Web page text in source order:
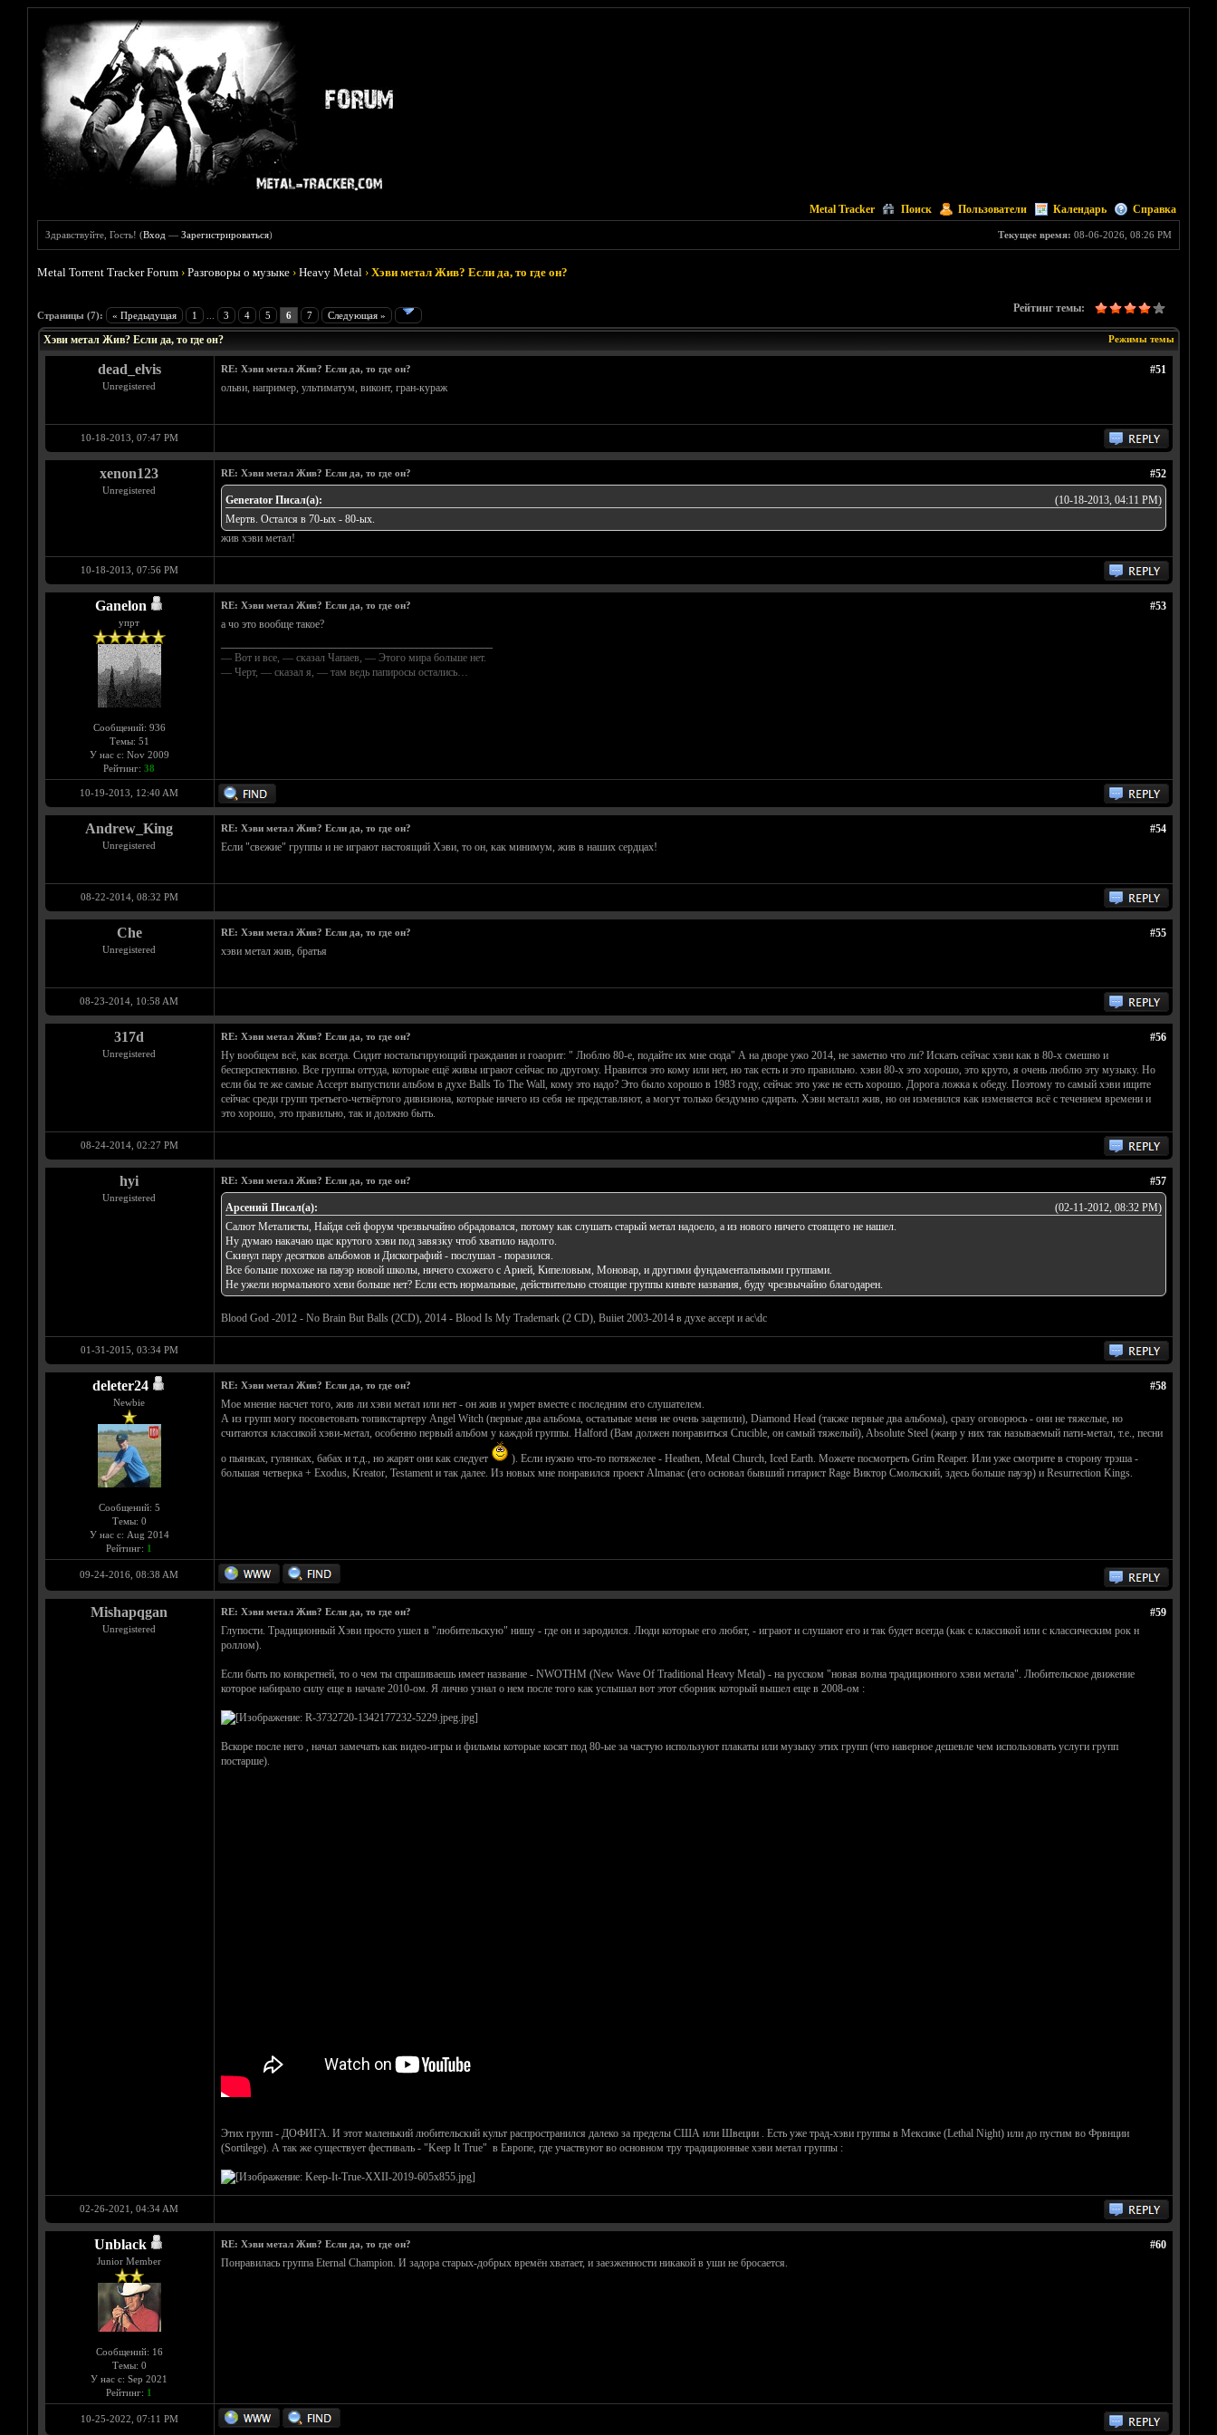
Metal Tracker Поиск Пользователи Календарь Справка
Текущее время: 08-06-2026, 08:26 PM
Здравствуйте, Гость! (Вход —Зарегистрироваться)
Metal Torrent Tracker Forum ›Разговоры о музыке ›Heavy Metal ›Хэви метал Жив? Если да, то где он?
Страницы (7): « Предыдущая 1 3 4 5 6 7 Следующая »
Рейтинг темы:
Голосов: 4 - Средняя оценка: 4
1
2
3
4
5
Режимы темы
Хэви метал Жив? Если да, то где он?
dead_elvis
Unregistered
#51
RE: Хэви метал Жив? Если да, то где он?
ольви, например, ультиматум, виконт, гран-кураж
10-18-2013, 07:47 PM
xenon123
Unregistered
#52
RE: Хэви метал Жив? Если да, то где он?
(10-18-2013, 04:11 PM)
Generator Писал(а):
Мертв. Остался в 70-ых - 80-ых.
жив хэви метал!
10-18-2013, 07:56 PM
Ganelon
упрт
Сообщений: 936
Темы: 51
У нас с: Nov 2009
Рейтинг: 38
#53
RE: Хэви метал Жив? Если да, то где он?
а чо это вообще такое?
— Вот и все, — сказал Чапаев, — Этого мира больше нет.
— Черт, — сказал я, — там ведь папиросы остались…
10-19-2013, 12:40 AM
Andrew_King
Unregistered
#54
RE: Хэви метал Жив? Если да, то где он?
Если "свежие" группы и не играют настоящий Хэви, то он, как минимум, жив в наших сердцах!
08-22-2014, 08:32 PM
Che
Unregistered
#55
RE: Хэви метал Жив? Если да, то где он?
хэви метал жив, братья
08-23-2014, 10:58 AM
317d
Unregistered
#56
RE: Хэви метал Жив? Если да, то где он?
Ну вообщем всё, как всегда. Сидит ностальгирующий гражданин и гоаорит: " Люблю 80-е, подайте их мне сюда" А на дворе ужо 2014, не заметно что ли? Искать сейчас хэви как в 80-х смешно и
бесперспективно. Все группы оттуда, которые ещё живы играют сейчас по другому. Нравится это кому или нет, но так есть и это правильно. хэви 80-х это хорошо, это круто, я очень люблю эту музыку. Но
если бы те же самые Ассерт выпустили альбом в духе Balls To The Wall, кому это надо? Это было хорошо в 1983 году, сейчас это уже не есть хорошо. Дорога ложка к обеду. Поэтому то самый хэви ищите
сейчас среди групп третьего-четвёртого дивизиона, которые ничего из себя не представляют, а могут только бездумно сдирать. Хэви металл жив, но он изменился как изменяется всё с течением времени и
это хорошо, это правильно, так и должно быть.
08-24-2014, 02:27 PM
hyi
Unregistered
#57
RE: Хэви метал Жив? Если да, то где он?
(02-11-2012, 08:32 PM)
Арсений Писал(а):
Салют Металисты, Найдя сей форум чрезвычайно обрадовался, потому как слушать старый метал надоело, а из нового ничего стоящего не нашел.
Ну думаю накачаю щас крутого хэви под завязку чтоб хватило надолго.
Скинул пару десятков альбомов и Дискографий - послушал - поразился.
Все больше похоже на пауэр новой школы, ничего схожего с Арией, Кипеловым, Моновар, и другими фундаментальными группами.
Не ужели нормального хеви больше нет? Если есть нормальные, действительно стоящие группы киньте названия, буду чрезвычайно благодарен.
Blood God -2012 - No Brain But Balls (2CD), 2014 - Blood Is My Trademark (2 CD), Buiiet 2003-2014 в духе accept и ac\dc
01-31-2015, 03:34 PM
deleter24
Newbie
Сообщений: 5
Темы: 0
У нас с: Aug 2014
Рейтинг: 1
#58
RE: Хэви метал Жив? Если да, то где он?
Мое мнение насчет того, жив ли хэви метал или нет - он жив и умрет вместе с последним его слушателем.
А из групп могу посоветовать топикстартеру Angel Witch (первые два альбома, остальные меня не очень зацепили), Diamond Head (также первые два альбома), сразу оговорюсь - они не тяжелые, но
считаются классикой хэви-метал, особенно первый альбом у каждой группы. Halford (Вам должен понравиться Crucible, он самый тяжелый), Absolute Steel (жанр у них так называемый пати-метал, т.е., песни
о пьянках, гулянках, бабах и т.д., но жарят они как следует
). Если нужно что-то потяжелее - Heathen, Metal Church, Iced Earth. Можете посмотреть Grim Reaper. Или уже смотрите в сторону трэша -
большая четверка + Exodus, Kreator, Testament и так далее. Из новых мне понравился проект Almanac (его основал бывший гитарист Rage Виктор Смольский, здесь больше пауэр) и Resurrection Kings.
09-24-2016, 08:38 AM
Mishapqgan
Unregistered
#59
RE: Хэви метал Жив? Если да, то где он?
Глупости. Традиционный Хэви просто ушел в "любительскую" нишу - где он и зародился. Люди которые его любят, - играют и слушают его и так будет всегда (как с классикой или с классическим рок н
роллом).
Если быть по конкретней, то о чем ты спрашиваешь имеет название - NWOTHM (New Wave Of Traditional Heavy Metal) - на русском "новая волна традиционного хэви метала". Любительское движение
которое набирало силу еще в начале 2010-ом. Я лично узнал о нем после того как услышал вот этот сборник который вышел еще в 2008-ом :
Вскоре после него , начал замечать как видео-игры и фильмы которые косят под 80-ые за частую используют плакаты или музыку этих групп (что наверное дешевле чем использовать услуги групп
постарше).
Этих групп - ДОФИГА. И этот маленький любительский культ распространился далеко за пределы США или Швеции . Есть уже трад-хэви группы в Мексике (Lethal Night) или до пустим во Фрвнции
(Sortilege). А так же существует фестиваль - "Keep It True" в Европе, где участвуют во основном тру традиционные хэви метал группы :
02-26-2021, 04:34 AM
Unblack
Junior Member
Сообщений: 16
Темы: 0
У нас с: Sep 2021
Рейтинг: 1
#60
RE: Хэви метал Жив? Если да, то где он?
Понравилась группа Eternal Champion. И задора cтарых-добрых времён хватает, и заезженности никакой в уши не бросается.
10-25-2022, 07:11 PM